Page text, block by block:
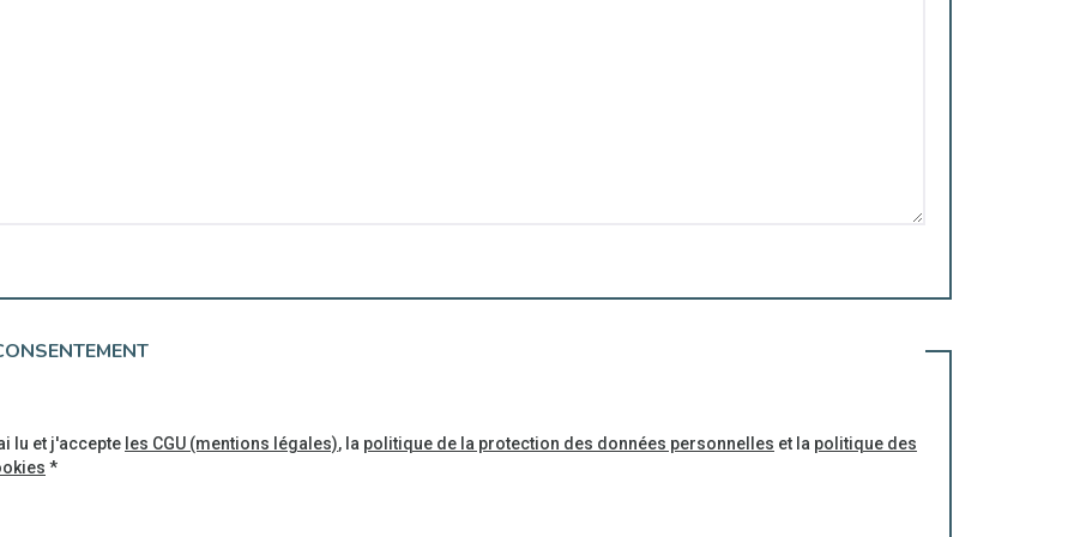
lu et j'accepte les CGU (mentions légales), la politique de la protection des données personnelles et la politique des
*